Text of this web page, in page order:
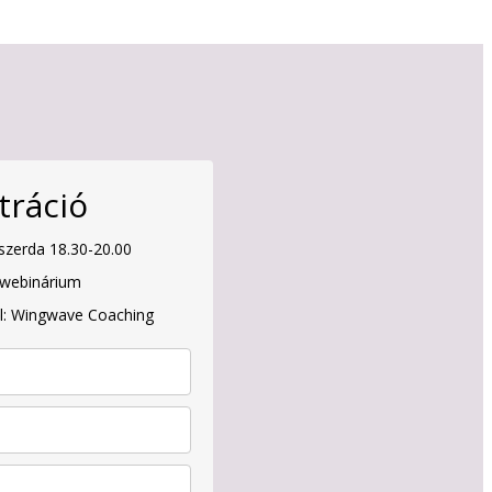
18.30-20.00
Wingwave Coaching